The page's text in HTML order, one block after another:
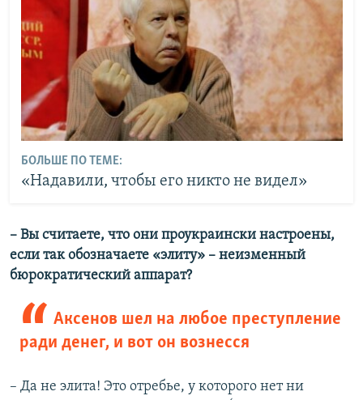
БОЛЬШЕ ПО ТЕМЕ:
«Надавили, чтобы его никто не видел»
– Вы считаете, что они проукраински настроены,
если так обозначаете «элиту» – неизменный
бюрократический аппарат?
Аксенов шел на любое преступление
ради денег, и вот он вознесся
– Да не элита! Это отребье, у которого нет ни